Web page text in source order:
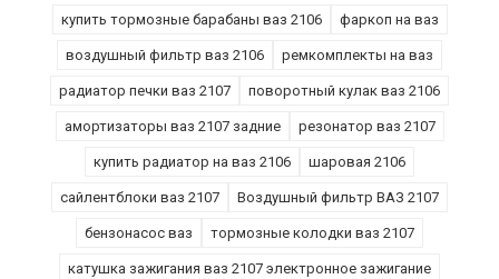
купить тормозные барабаны ваз 2106 фаркоп на ваз
воздушный фильтр ваз 2106 ремкомплекты на ваз
радиатор печки ваз 2107 поворотный кулак ваз 2106
амортизаторы ваз 2107 задние резонатор ваз 2107
купить радиатор на ваз 2106 шаровая 2106
сайлентблоки ваз 2107 Воздушный фильтр ВАЗ 2107
бензонасос ваз тормозные колодки ваз 2107
катушка зажигания ваз 2107 электронное зажигание